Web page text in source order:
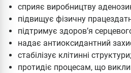
сприяє виробництву
підвищує фізичну
підтримує здоров’я
надає антиоксидантний
стабілізує клітинні структури;
протидіє процесам, що